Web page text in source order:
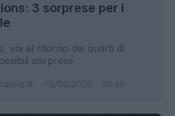
3 sorprese per i
via al ritorno dei quarti di
sorprese